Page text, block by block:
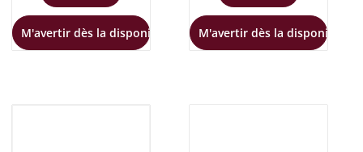
M'avertir dès la disponibilité M'avertir dès la disponibilité